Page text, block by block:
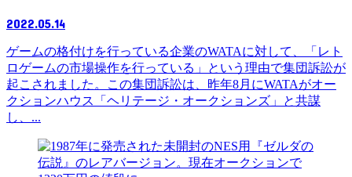
2022.05.14
ゲームの格付けを行っている企業のWATAに対して、「レト
ロゲームの市場操作を行っている」という理由で集団訴訟が
起こされました。この集団訴訟は、昨年8月にWATAがオー
クションハウス「ヘリテージ・オークションズ」と共謀
し、...